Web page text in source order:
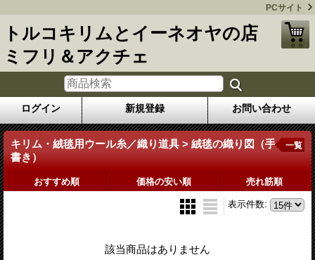
PCサイト
トルコキリムとイーネオヤの店
ミフリ＆アクチェ
ログイン 新規登録 お問い合わせ
キリム・絨毯用ウール糸／織り道具 > 絨毯の織り図（手
書き）
一覧
おすすめ順 価格の安い順 売れ筋順
表示件数:
該当商品はありません